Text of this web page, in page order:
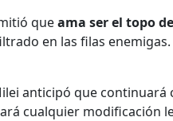
queama ser el topo
en las filas
anticipó que continuará
cualquier modificación